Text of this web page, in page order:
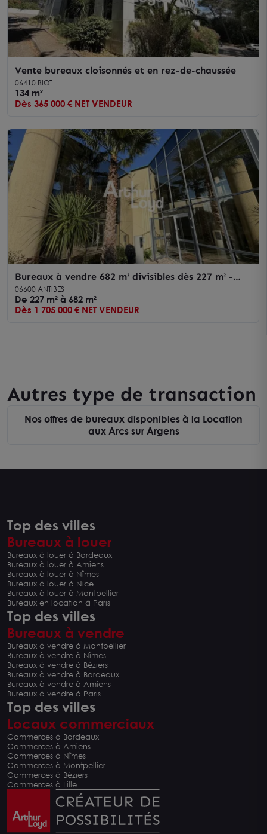
Vente bureaux cloisonnés et en rez-de-chaussée
06410 BIOT
134 m²
Dès 365 000 € NET VENDEUR
Bureaux à vendre 682 m² divisibles dès 227 m² -
Antibes
06600 ANTIBES
De 227 m² à 682 m²
Dès 1 705 000 € NET VENDEUR
Autres type de transaction
Nos offres de bureaux disponibles à la Location
aux Arcs sur Argens
Top des villes
Bureaux à louer
Bureaux à louer à Bordeaux
Bureaux à louer à Amiens
Bureaux à louer à Nîmes
Bureaux à louer à Nice
Bureaux à louer à Montpellier
Bureaux en location à Paris
Top des villes
Bureaux à vendre
Bureaux à vendre à Montpellier
Bureaux à vendre à Nîmes
Bureaux à vendre à Béziers
Bureaux à vendre à Bordeaux
Bureaux à vendre à Amiens
Bureaux à vendre à Paris
Top des villes
Locaux commerciaux
Commerces à Bordeaux
Commerces à Amiens
Commerces à Nîmes
Commerces à Montpellier
Commerces à Béziers
Commerces à Lille